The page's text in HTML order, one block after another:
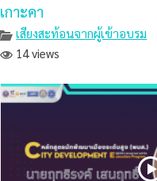
เกาะคา
เสียงสะท้อนจากผู้เข้าอบรม
14 views